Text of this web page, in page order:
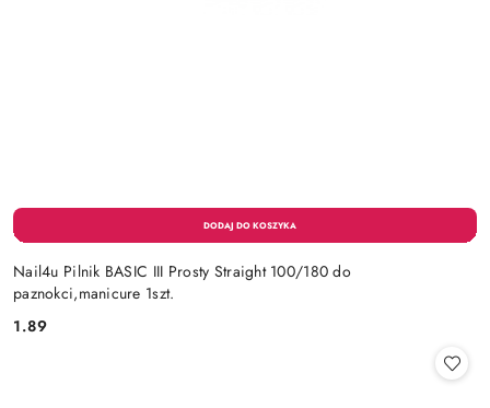
Nail4u Pilnik BASIC III Prosty Straight 100/180 do
paznokci,manicure 1szt.
Cena:
1.89